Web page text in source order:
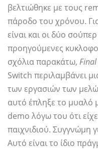
βελτιώθηκε με τους
πάροδο του χρόνου. Για
είναι και οι δύο
προηγούμενες
σχόλια παρακάτω, Final
Switch περιλαμβάνει
των εργασιών των
αυτό έπληξε το μυαλό
demo λόγω του ότι
παιχνιδιού. Συγγνώμη
Αυτό είναι το ίδιο